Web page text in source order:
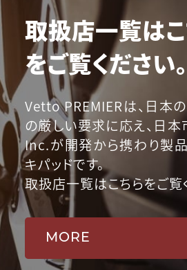
取扱店一覧は
をご覧ください。
Vetto PREMIERは、日本
の厳しい要求に応え、日
Inc.が開発から携わり製
キパッドです。
取扱店一覧はこちらをご覧
MORE